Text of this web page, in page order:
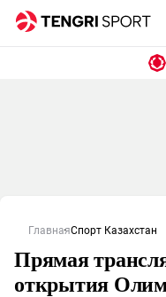
ГлавнаяСпорт Казахстан
Прямая
открытия